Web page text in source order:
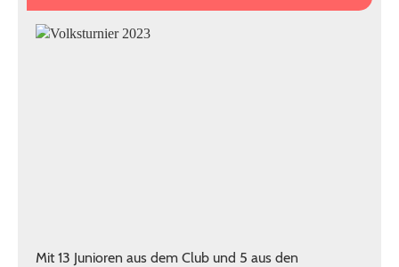
Mit 13 Junioren aus dem Club und 5 aus den